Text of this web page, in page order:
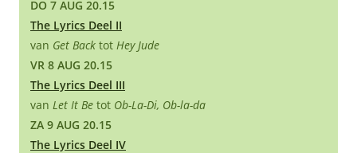
DO 7 AUG 20.15
The Lyrics Deel II
van Get Back tot Hey Jude
VR 8 AUG 20.15
The Lyrics Deel III
van Let It Be tot Ob-La-Di, Ob-la-da
ZA 9 AUG 20.15
The Lyrics Deel IV